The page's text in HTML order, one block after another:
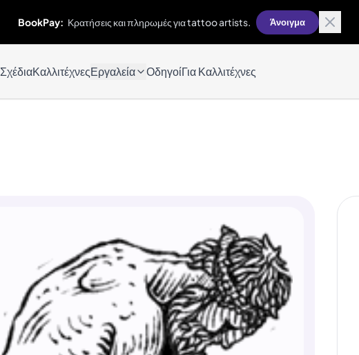
BookPay: Κρατήσεις και πληρωμές για tattoo artists. Άνοιγμα
ΣχέδιαΚαλλιτέχνεςΕργαλεία ΟδηγοίΓια Καλλιτέχνες